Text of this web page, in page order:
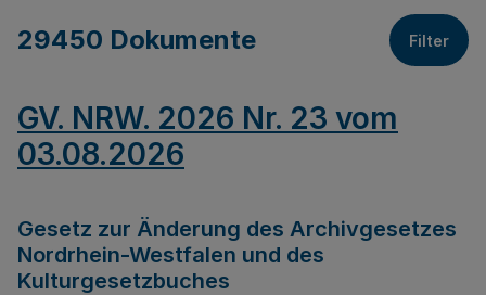
29450 Dokumente Filter
GV. NRW. 2026 Nr. 23 vom
03.08.2026
Gesetz zur Änderung des Archivgesetzes
Nordrhein-Westfalen und des
Kulturgesetzbuches